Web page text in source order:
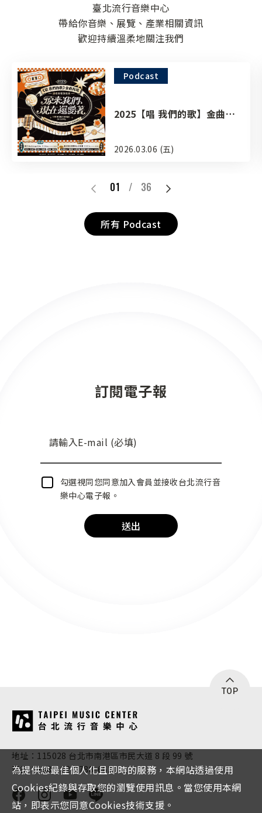
為提供您最佳個人化且即時的服務，本網站透過使用
Cookies紀錄與存取您的瀏覽使用訊息。當您使用本網
站，即表示您同意Cookies技術支援。
臺北流行音樂中心
帶給你音樂、展覽、產業相關資訊
歡迎持續溫柔地關注我們
Podcast
2025【唱 我們的歌】金曲再
著
2026.03.06 (五)
01 / 36
所有 Podcast
訂閱電子報
請輸入E-mail (必填)
勾選視同您同意加入會員並接收台北流行音
樂中心電子報。
送出
TOP
:::
地址：115028 台北市南港區市民大道 8 段 99 號
電話：+886-02-2788-6620